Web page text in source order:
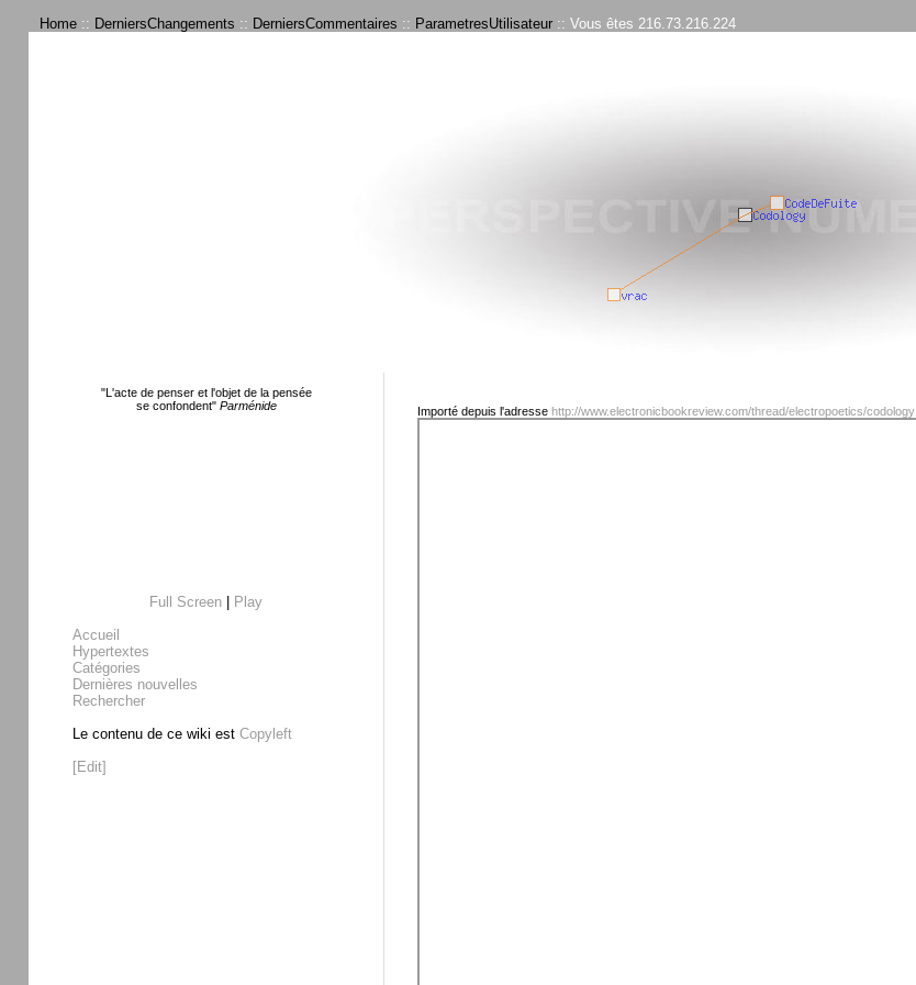
Home :: DerniersChangements :: DerniersCommentaires :: ParametresUtilisateur :: Vous êtes 216.73.216.224
"L'acte de penser et l'objet de la pensée
se confondent"Parménide
Full Screen
Play
Accueil
Hypertextes
Catégories
Dernières nouvelles
Rechercher
Le contenu de ce wiki est Copyleft
[Edit]
Importé depuis l'adresse http://www.electronicbookreview.com/thread/electropoetics/codology